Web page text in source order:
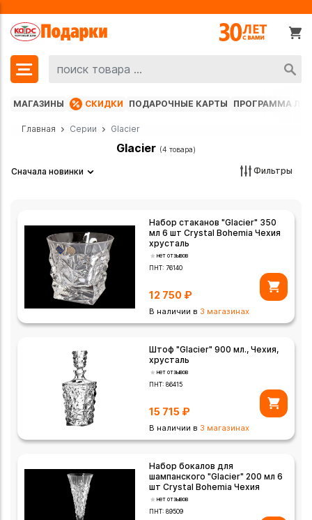
МАГАЗИНЫ СКИДКИ ПОДАРОЧНЫЕ КАРТЫ ПРОГРАММА
Главная Серии Glacier
Glacier (4 товара)
Сначала новинки Фильтры
Набор стаканов "Glacier" 350
мл 6 шт Crystal Bohemia Чехия
хрусталь
нет отзывов
ПНТ:76140
12 750 ₽
В наличии в 3 магазинах
Штоф "Glacier" 900 мл., Чехия,
хрусталь
нет отзывов
ПНТ:86415
15 715 ₽
В наличии в 3 магазинах
Набор бокалов для
шампанского "Glacier" 200 мл 6
шт Crystal Bohemia Чехия
нет отзывов
ПНТ:89509